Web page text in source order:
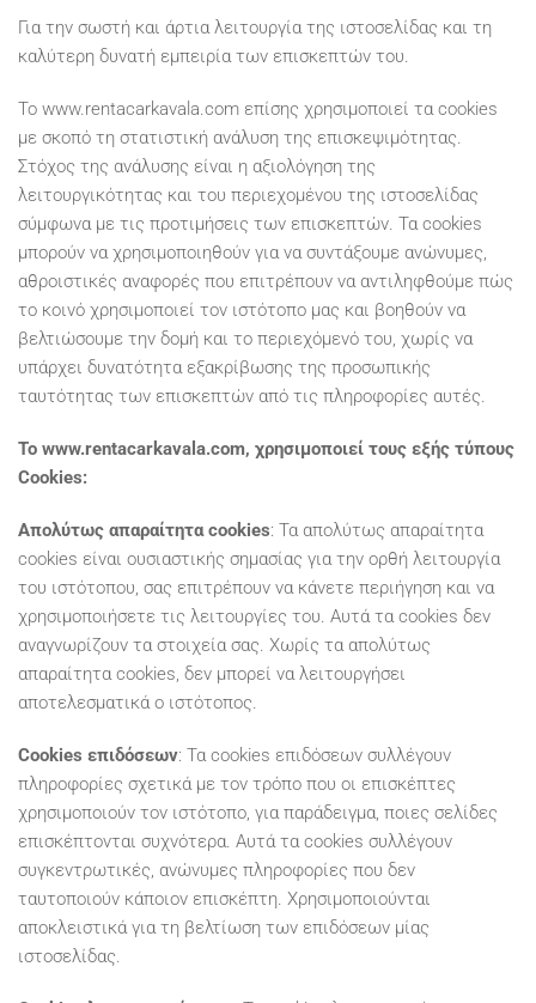
Για την σωστή και άρτια λειτουργία της ιστοσελίδας και τη
καλύτερη δυνατή εμπειρία των επισκεπτών του.
Το www.rentacarkavala.com επίσης χρησιμοποιεί τα cookies
με σκοπό τη στατιστική ανάλυση της επισκεψιμότητας.
Στόχος της ανάλυσης είναι η αξιολόγηση της
λειτουργικότητας και του περιεχομένου της ιστοσελίδας
σύμφωνα με τις προτιμήσεις των επισκεπτών. Τα cookies
μπορούν να χρησιμοποιηθούν για να συντάξουμε ανώνυμες,
αθροιστικές αναφορές που επιτρέπουν να αντιληφθούμε πώς
το κοινό χρησιμοποιεί τον ιστότοπο μας και βοηθούν να
βελτιώσουμε την δομή και το περιεχόμενό του, χωρίς να
υπάρχει δυνατότητα εξακρίβωσης της προσωπικής
ταυτότητας των επισκεπτών από τις πληροφορίες αυτές.
Το www.rentacarkavala.com, χρησιμοποιεί τους εξής τύπους
Cookies:
Απολύτως απαραίτητα cookies: Τα απολύτως απαραίτητα
cookies είναι ουσιαστικής σημασίας για την ορθή λειτουργία
του ιστότοπου, σας επιτρέπουν να κάνετε περιήγηση και να
χρησιμοποιήσετε τις λειτουργίες του. Αυτά τα cookies δεν
αναγνωρίζουν τα στοιχεία σας. Χωρίς τα απολύτως
απαραίτητα cookies, δεν μπορεί να λειτουργήσει
αποτελεσματικά ο ιστότοπος.
Cookies επιδόσεων: Τα cookies επιδόσεων συλλέγουν
πληροφορίες σχετικά με τον τρόπο που οι επισκέπτες
χρησιμοποιούν τον ιστότοπο, για παράδειγμα, ποιες σελίδες
επισκέπτονται συχνότερα. Αυτά τα cookies συλλέγουν
συγκεντρωτικές, ανώνυμες πληροφορίες που δεν
ταυτοποιούν κάποιον επισκέπτη. Χρησιμοποιούνται
αποκλειστικά για τη βελτίωση των επιδόσεων μίας
ιστοσελίδας.